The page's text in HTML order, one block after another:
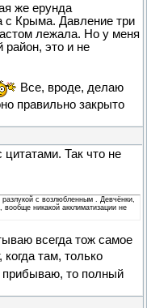
же ерунда
с Крыма. Давление три
лежала. Но у меня
это и не
Все, вроде, делаю
правильно закрыто
цитатами. Так что не
с возлюбленным . Девчёнки,
никакой акклиматизации не
всегда тож самое
когда там, только
прибываю, то полный